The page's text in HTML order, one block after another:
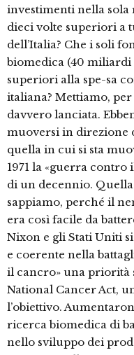
investimenti nella
dieci volte superiori a
dell’Italia? Che i soli
biomedica (40
superiori alla spe-sa
italiana? Mettiamo, per
davvero lanciata.
muoversi in direzione
quella in cui si sta
1971 la «guerra
di un decennio.
sappiamo, perché il
era così facile da
Nixon e gli Stati Uniti
e coerente nella
il cancro» una priorità
National Cancer Act,
l’obiettivo.
ricerca biomedica di
nello sviluppo dei